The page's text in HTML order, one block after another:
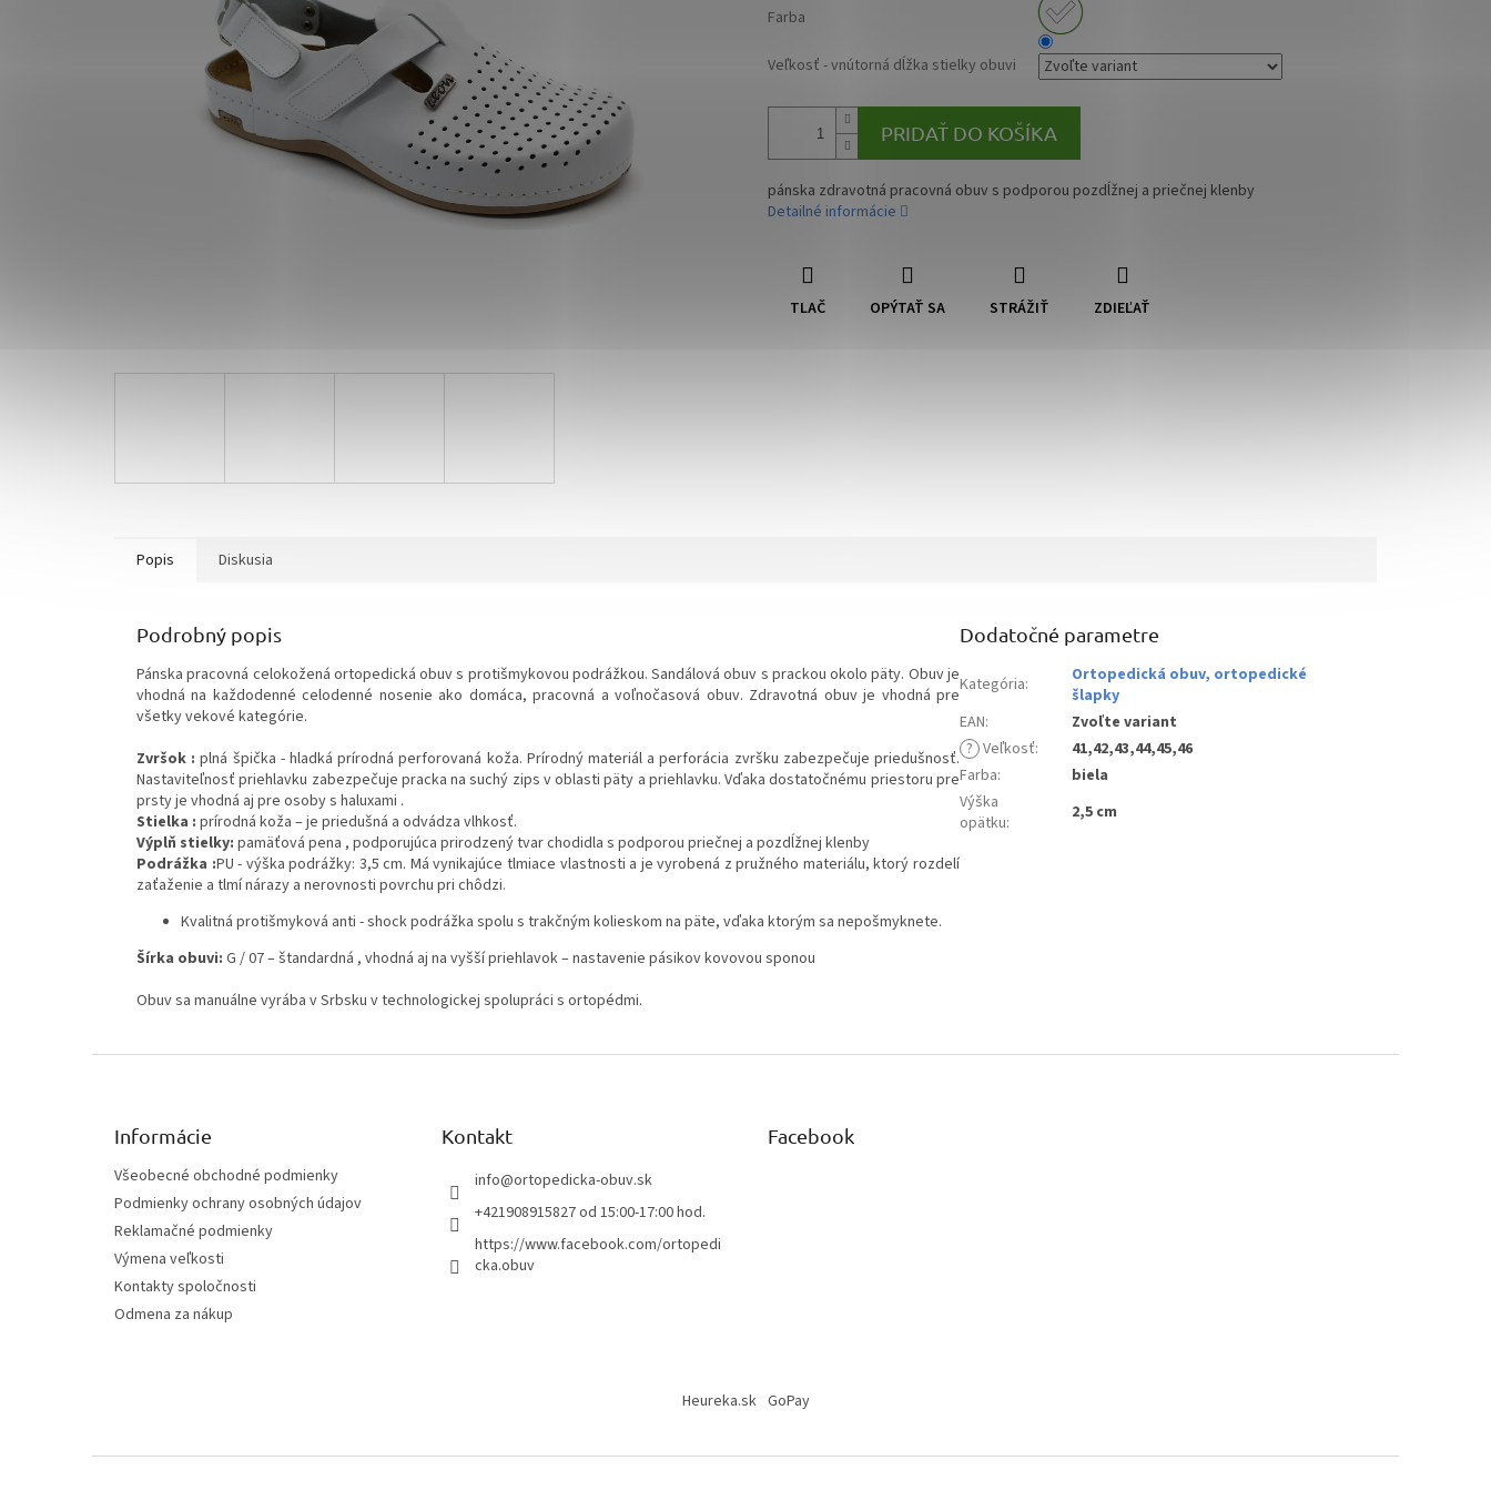
Farba
Veľkosť - vnútorná dĺžka stielky obuvi
PRIDAŤ DO KOŠÍKA
pánska zdravotná pracovná obuv s podporou pozdĺžnej a priečnej klenby
Detailné informácie
TLAČ OPÝTAŤ SA STRÁŽIŤ ZDIEĽAŤ
Popis Diskusia
Podrobný popis
Pánska pracovná celokožená ortopedická obuv s protišmykovou podrážkou. Sandálová obuv s prackou okolo päty. Obuv je
vhodná na každodenné celodenné nosenie ako domáca, pracovná a voľnočasová obuv. Zdravotná obuv je vhodná pre
všetky vekové kategórie.
Zvršok : plná špička - hladká prírodná perforovaná koža. Prírodný materiál a perforácia zvršku zabezpečuje priedušnosť.
Nastaviteľnosť priehlavku zabezpečuje pracka na suchý zips v oblasti päty a priehlavku. Vďaka dostatočnému priestoru pre
prsty je vhodná aj pre osoby s haluxami .
Stielka : prírodná koža – je priedušná a odvádza vlhkosť.
Výplň stielky: pamäťová pena , podporujúca prirodzený tvar chodidla s podporou priečnej a pozdĺžnej klenby
Podrážka :PU - výška podrážky: 3,5 cm. Má vynikajúce tlmiace vlastnosti a je vyrobená z pružného materiálu, ktorý rozdelí
zaťaženie a tlmí nárazy a nerovnosti povrchu pri chôdzi.
Kvalitná protišmyková anti - shock podrážka spolu s trakčným kolieskom na päte, vďaka ktorým sa nepošmyknete.
Šírka obuvi: G / 07 – štandardná , vhodná aj na vyšší priehlavok – nastavenie pásikov kovovou sponou
Obuv sa manuálne vyrába v Srbsku v technologickej spolupráci s ortopédmi.
Dodatočné parametre
Kategória:
Ortopedická obuv, ortopedické
šlapky
EAN:
Zvoľte variant
? Veľkosť:
41,42,43,44,45,46
Farba:
biela
Výška
opätku: 2,5 cm
Informácie
Všeobecné obchodné podmienky
Podmienky ochrany osobných údajov
Reklamačné podmienky
Výmena veľkosti
Kontakty spoločnosti
Odmena za nákup
Kontakt
info@ortopedicka-obuv.sk
+421908915827 od 15:00-17:00 hod.
https://www.facebook.com/ortopedi
cka.obuv
Facebook
Heureka.sk GoPay